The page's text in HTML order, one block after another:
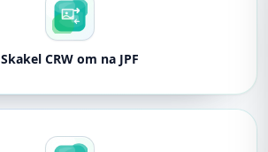
Skakel CRW om na JPF